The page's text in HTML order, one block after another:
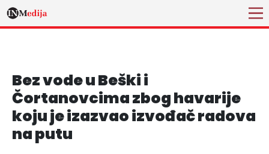
Bez vode u Beški i
Čortanovcima zbog havarije
koju je izazvao izvođač radova
na putu